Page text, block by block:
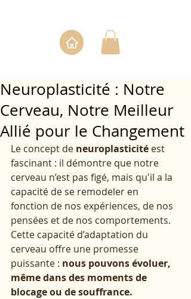
Neuroplasticité : Notre
Cerveau, Notre Meilleur
Allié pour le Changement
Le concept de neuroplasticité est
fascinant : il démontre que notre
cerveau n’est pas figé, mais qu'il a la
capacité de se remodeler en
fonction de nos expériences, de nos
pensées et de nos comportements.
Cette capacité d’adaptation du
cerveau offre une promesse
puissante : nous pouvons évoluer,
même dans des moments de
blocage ou de souffrance.